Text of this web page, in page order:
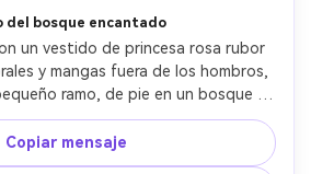
del bosque encantado
un vestido de princesa rosa rubor
y mangas fuera de los hombros,
ramo, de pie en un bosque
suave y rayos del sol a través de los
como luciérnagas, tomado en
f/1.8, retrato de tres cuartos, pose
Copiar mensaje